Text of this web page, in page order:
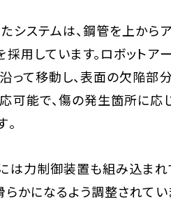
システムは、鋼管を上から
採用しています。ロボットア
って移動し、表面の欠陥部
可能で、傷の発生箇所に
は力制御装置も組み込まれ
らかになるよう調整されて